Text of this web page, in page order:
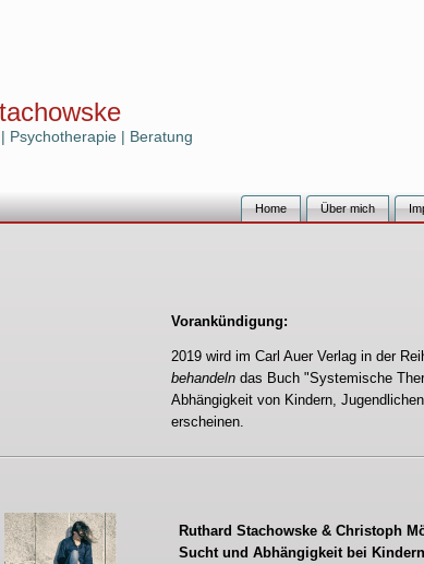
| Beratung
Home Über mich
Vorankündigung:
2019 wird im Carl Auer Verlag in der
behandeln das Buch "Systemische
Abhängigkeit von Kindern,
erscheinen.
Ruthard Stachowske & Christoph
Sucht und Abhängigkeit bei